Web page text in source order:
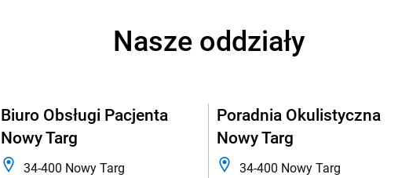
Nasze oddziały
Biuro Obsługi Pacjenta
Nowy Targ
34-400 Nowy Targ
Poradnia Okulistyczna
Nowy Targ
34-400 Nowy Targ